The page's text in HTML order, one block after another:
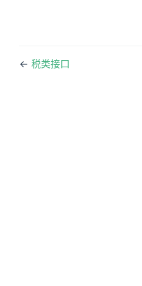
← 税类接口